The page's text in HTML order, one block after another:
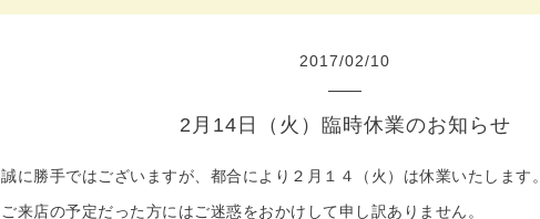
2017/02/10
2月14日（火）臨時休業のお知らせ
誠に勝手ではございますが、都合により２月１４（火）は休業いたします。
ご来店の予定だった方にはご迷惑をおかけして申し訳ありません。